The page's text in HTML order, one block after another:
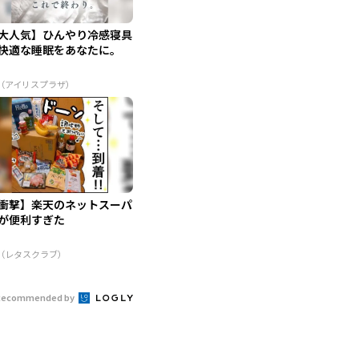
大人気】ひんやり冷感寝具
適な睡眠をあなたに。
アイリスプラザ）
衝撃】楽天のネットスーパ
便利すぎた
レタスクラブ）
by